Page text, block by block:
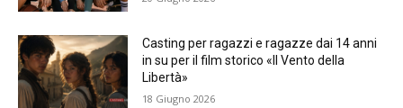
Casting per ragazzi e ragazze dai 14 anni
in su per il film storico «Il Vento della
Libertà»
18 Giugno 2026